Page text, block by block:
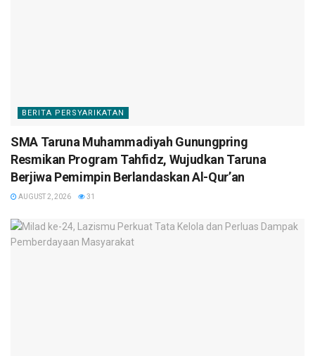
BERITA PERSYARIKATAN
SMA Taruna Muhammadiyah Gunungpring
Resmikan Program Tahfidz, Wujudkan Taruna
Berjiwa Pemimpin Berlandaskan Al-Qur’an
AUGUST 2, 2026 31